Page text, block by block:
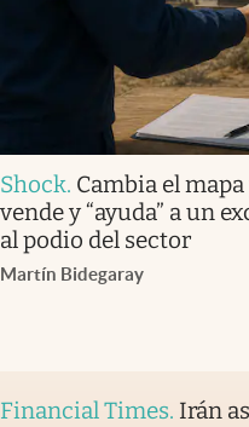
Shock. Cambia el
vende y “ayuda” a un
al podio del sector
Martín Bidegaray
Financial Times. Irán